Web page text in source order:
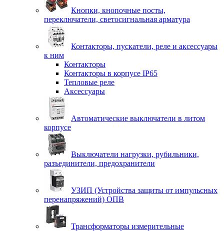
Кнопки, кнопочные посты,
переключатели, светосигнальная арматура
Контакторы, пускатели, реле и аксессуары
к ним
Контакторы
Контакторы в корпусе IP65
Тепловые реле
Аксессуары
Автоматические выключатели в литом
корпусе
Выключатели нагрузки, рубильники,
разъединители, предохранители
УЗИП (Устройства защиты от импульсных
перенапряжений) ОПВ
Трансформаторы измерительные